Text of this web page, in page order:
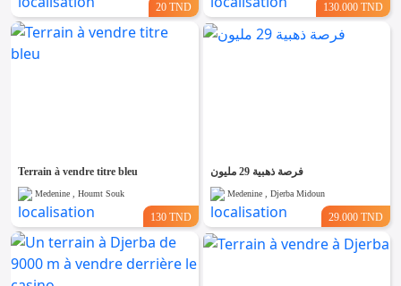
20 TND 130.000 TND
Terrain à vendre titre bleu
Medenine , Houmt Souk
130 TND
فرصة ذهبية 29 مليون
Medenine , Djerba Midoun
29.000 TND